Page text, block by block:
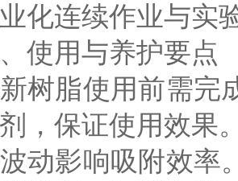
化连续作业与实
用与养护要点
脂使用前需完成
，保证使用效果
动影响吸附效率